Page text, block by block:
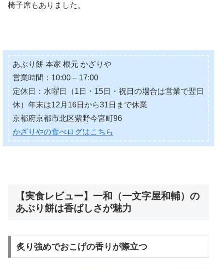
椅子席もありました。
あぶり餅 本家 根元 かざりや
営業時間：10:00 – 17:00
定休日：水曜日（1日・15日・祝日の場合は営業で翌日
休）年末は12月16日から31日まで休業
京都府京都市北区紫野今宮町96
かざりやの食べログはこちら
【実食レビュー】一和（一文字屋和輔）の
あぶり餅は香ばしさが魅力
炙り強めでおこげの香りが際立つ